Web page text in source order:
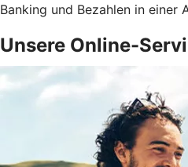
Banking und Bezahlen in einer
Unsere Online-